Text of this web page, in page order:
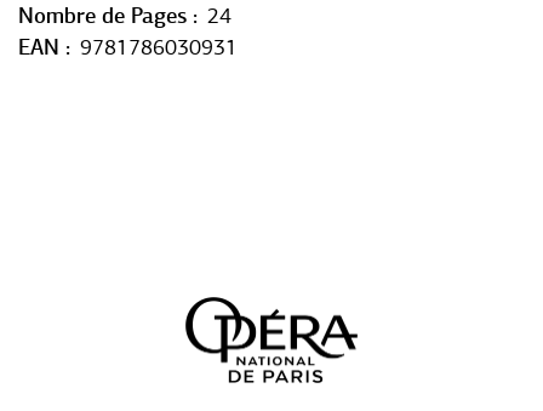
Nombre de Pages
24
EAN
9781786030931